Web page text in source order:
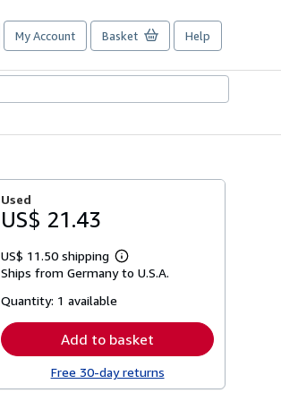
My Account Basket Help
Used
US$ 21.43
US$ 11.50 shipping
Learn
more
Ships from Germany to U.S.A.
Quantity: 1 available
Add to basket
Free 30-day returns